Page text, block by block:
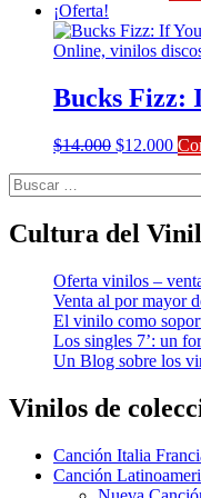
original
era:
actual
es:
¡Oferta!
Bucks Fizz:
$14.000 El
$14.000.
$12.000El
Buscar:
Cultura del
Oferta vinilos –
Venta al por mayor
El vinilo como
Los singles 7’: un
Un Blog sobre los
Vinilos de
Canción Italia
Canción